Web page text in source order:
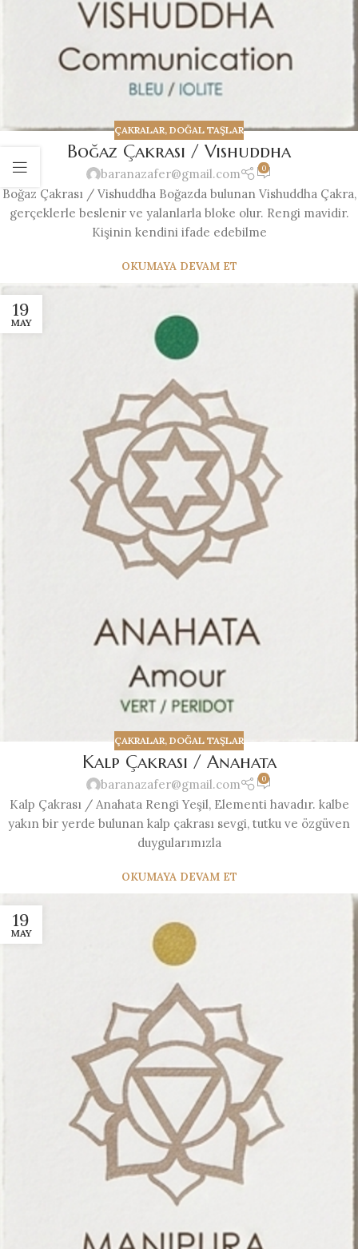
ÇAKRALAR, DOĞAL TAŞLAR
Boğaz Çakrası / Vishuddha
baranazafer@gmail.com 0
Boğaz Çakrası / Vishuddha Boğazda bulunan Vishuddha Çakra,
gerçeklerle beslenir ve yalanlarla bloke olur. Rengi mavidir.
Kişinin kendini ifade edebilme
OKUMAYA DEVAM ET
19
MAY
ÇAKRALAR, DOĞAL TAŞLAR
Kalp Çakrası / Anahata
baranazafer@gmail.com 0
Kalp Çakrası / Anahata Rengi Yeşil, Elementi havadır. kalbe
yakın bir yerde bulunan kalp çakrası sevgi, tutku ve özgüven
duygularımızla
OKUMAYA DEVAM ET
19
MAY